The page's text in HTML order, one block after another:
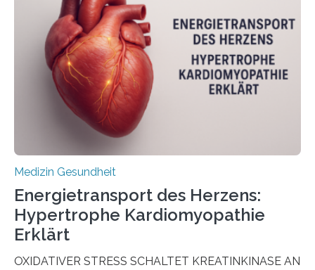
sogenannte Organoide – genutzt werden können, um
vorab zu prüfen, welche Medikamente am besten
wirken. Dabei wurde ein Eiweiß identifiziert, das künftig
als Biomarker für die Wahl der passenden Therapie
dienen könnte. Darmkrebs zählt weltweit zu den
häufigsten Krebsarten und stellt…
Medizin Gesundheit
Energietransport des Herzens:
Hypertrophe Kardiomyopathie
Erklärt
OXIDATIVER STRESS SCHALTET KREATINKINASE AN